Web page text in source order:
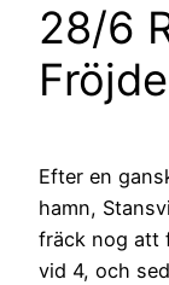
28/6
Efter en
hamn,
fräck nog att
vid 4, och